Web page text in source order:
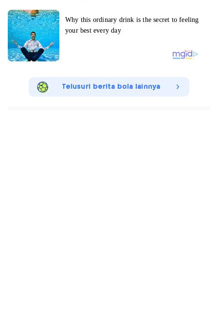
Telusuri berita bola lainnya